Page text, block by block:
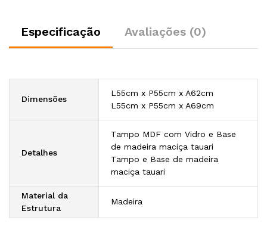
Especificação Avaliações (0)
Dimensões
L55cm x P55cm x A62cm
L55cm x P55cm x A69cm
Detalhes
Tampo MDF com Vidro e Base
de madeira maciça tauari
Tampo e Base de madeira
maciça tauari
Material da
Estrutura
Madeira